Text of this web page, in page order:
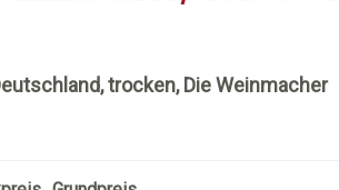
trocken, Die Weinmacher